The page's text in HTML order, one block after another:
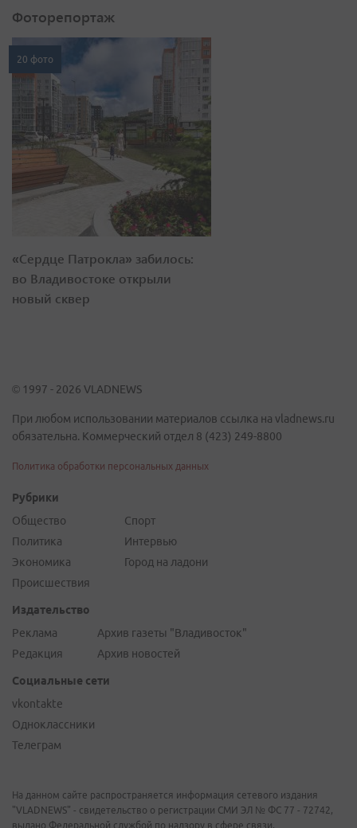
Фоторепортаж
20 фото
«Сердце Патрокла» забилось:
во Владивостоке открыли
новый сквер
© 1997 - 2026 VLADNEWS
При любом использовании материалов ссылка на vladnews.ru
обязательна. Коммерческий отдел 8 (423) 249-8800
Политика обработки персональных данных
Рубрики
Общество
Политика
Экономика
Происшествия
Спорт
Интервью
Город на ладони
Издательство
Реклама
Редакция
Архив газеты "Владивосток"
Архив новостей
Социальные сети
vkontakte
Одноклассники
Телеграм
На данном сайте распространяется информация сетевого издания
"VLADNEWS" - свидетельство о регистрации СМИ ЭЛ № ФС 77 - 72742,
выдано Федеральной службой по надзору в сфере связи,